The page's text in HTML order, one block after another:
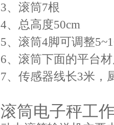
3、滚筒7根
4、总高度50cm
5、滚筒4脚可调整
6、滚筒下面的平台
7、传感器线长3米，
滚筒电子秤工